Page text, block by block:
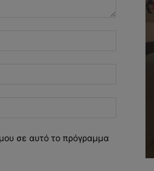
σε αυτό το πρόγραμμα